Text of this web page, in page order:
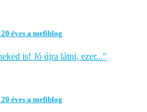
éves a mefiblog
is! Jó újra látni, ezer..."
éves a mefiblog